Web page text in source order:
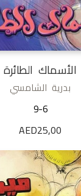
الأسماك الطائرة
بدرية الشامسي
9-6
AED25,00